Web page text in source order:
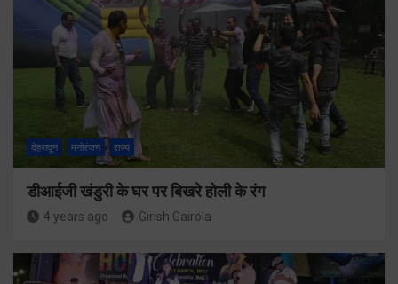
देहरादून मनोरंजन राज्य
डीआईजी खंडुरी के घर पर बिखरे होली के रंग
4 years ago Girish Gairola